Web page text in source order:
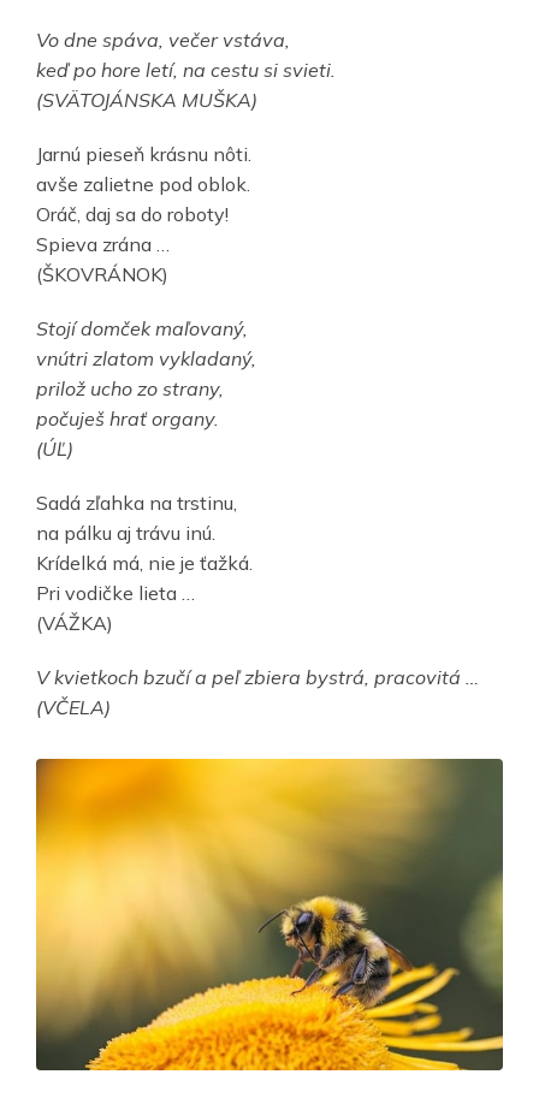
Vo dne spáva, večer vstáva,
keď po hore letí, na cestu si svieti.
(SVÄTOJÁNSKA MUŠKA)
Jarnú pieseň krásnu nôti.
avše zalietne pod oblok.
Oráč, daj sa do roboty!
Spieva zrána …
(ŠKOVRÁNOK)
Stojí domček maľovaný,
vnútri zlatom vykladaný,
prilož ucho zo strany,
počuješ hrať organy.
(ÚĽ)
Sadá zľahka na trstinu,
na pálku aj trávu inú.
Krídelká má, nie je ťažká.
Pri vodičke lieta …
(VÁŽKA)
V kvietkoch bzučí a peľ zbiera bystrá, pracovitá …
(VČELA)